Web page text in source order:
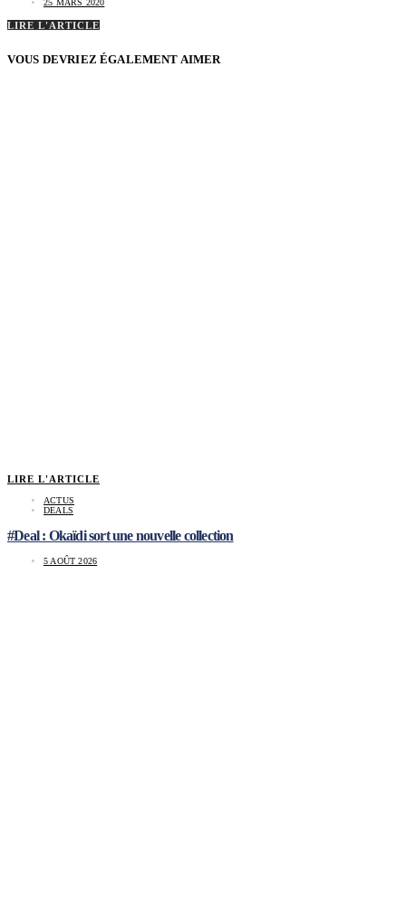
25 MARS 2020
LIRE L'ARTICLE
VOUS DEVRIEZ ÉGALEMENT AIMER
LIRE L'ARTICLE
ACTUS
DEALS
#Deal : Okaïdi sort une nouvelle collection
5 AOÛT 2026